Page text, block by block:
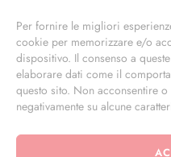
Per fornire le migliori
cookie per memorizzare e/o
dispositivo. Il consenso a
elaborare dati come il
questo sito. Non acconsentire
negativamente su alcune
info@masterphil.it